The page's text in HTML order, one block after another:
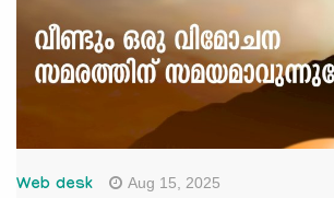
Web desk Aug 15, 2025